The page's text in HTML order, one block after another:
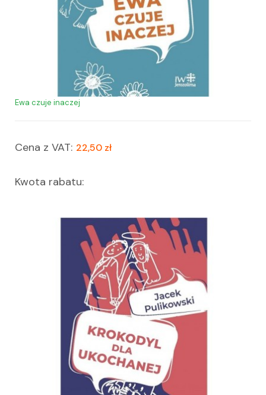
Ewa czuje inaczej
Cena z VAT: 22,50 zł
Kwota rabatu: